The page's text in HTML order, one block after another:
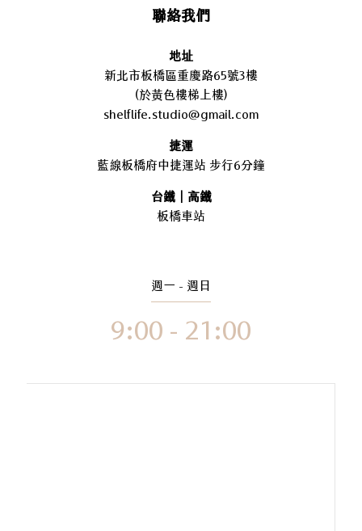
聯絡我們
地址
新北市板橋區重慶路65號3樓
(於黃色樓梯上樓)
shelflife.studio@gmail.com
捷運
藍線板橋府中捷運站 步行6分鐘
台鐵｜高鐵
板橋車站
週一 - 週日
9:00 - 21:00